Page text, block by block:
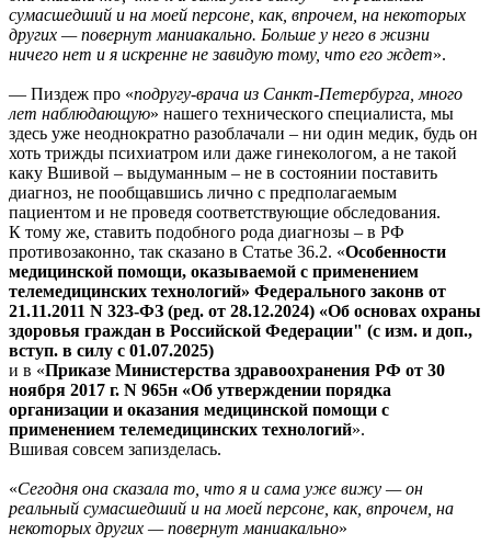
сумасшедший и на моей персоне, как, впрочем, на некоторых
других — повернут маниакально. Больше у него в жизни
ничего нет и я искренне не завидую тому, что его ждет».
— Пиздеж про «подругу-врача из Санкт-Петербурга, много
лет наблюдающую» нашего технического специалиста, мы
здесь уже неоднократно разоблачали – ни один медик, будь он
хоть трижды психиатром или даже гинекологом, а не такой
каку Вшивой – выдуманным – не в состоянии поставить
диагноз, не пообщавшись лично с предполагаемым
пациентом и не проведя соответствующие обследования.
К тому же, ставить подобного рода диагнозы – в РФ
противозаконно, так сказано в Статье 36.2. «Особенности
медицинской помощи, оказываемой с применением
телемедицинских технологий» Федерального законв от
21.11.2011 N 323-ФЗ (ред. от 28.12.2024) «Об основах охраны
здоровья граждан в Российской Федерации" (с изм. и доп.,
вступ. в силу с 01.07.2025)
и в «Приказе Министерства здравоохранения РФ от 30
ноября 2017 г. N 965н «Об утверждении порядка
организации и оказания медицинской помощи с
применением телемедицинских технологий».
Вшивая совсем запизделась.
«Сегодня она сказала то, что я и сама уже вижу — он
реальный сумасшедший и на моей персоне, как, впрочем, на
некоторых других — повернут маниакально»